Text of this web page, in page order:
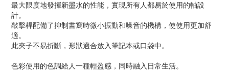
最大限度地發揮新墨水的性能，實現所有人都易於使用的軸設
計。
敲擊桿配備了抑制書寫時微小振動和噪音的機構，使使用更加舒
適。
此夾子不易折斷，形狀適合放入筆記本或口袋中。
色彩使用的色調給人一種輕盈感，同時融入日常生活。